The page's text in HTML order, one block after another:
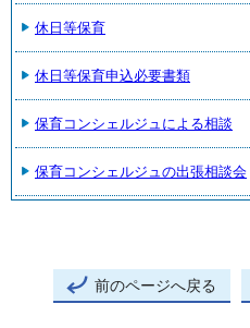
休日等保育
休日等保育申込必要書類
保育コンシェルジュによる相談
保育コンシェルジュの出張相談会
前のページへ戻る